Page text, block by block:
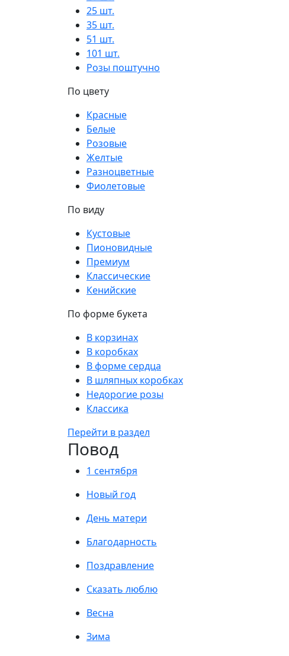
25 шт.
35 шт.
51 шт.
101 шт.
Розы поштучно
По цвету
Красные
Белые
Розовые
Желтые
Разноцветные
Фиолетовые
По виду
Кустовые
Пионовидные
Премиум
Классические
Кенийские
По форме букета
В корзинах
В коробках
В форме сердца
В шляпных коробках
Недорогие розы
Классика
Перейти в раздел
Повод
1 сентября
Новый год
День матери
Благодарность
Поздравление
Сказать люблю
Весна
Зима